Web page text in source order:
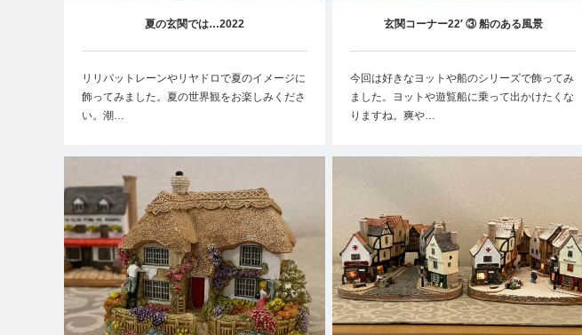
夏の玄関では…2022
リリパットレーンやリヤドロで夏のイメージに
飾ってみました。夏の世界観をお楽しみくださ
い。潮…
玄関コーナー22′ ③ 船のある風景
今回は好きなヨットや船のシリーズで飾ってみ
ました。ヨットや遊覧船に乗って出かけたくな
りますね。爽や…